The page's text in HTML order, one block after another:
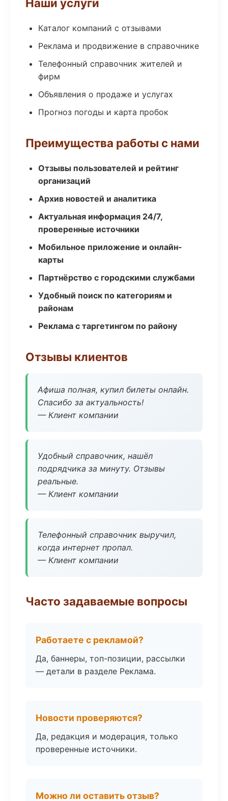
Наши услуги
Каталог компаний с отзывами
Реклама и продвижение в справочнике
Телефонный справочник жителей и
фирм
Объявления о продаже и услугах
Прогноз погоды и карта пробок
Преимущества работы с нами
Отзывы пользователей и рейтинг
организаций
Архив новостей и аналитика
Актуальная информация 24/7,
проверенные источники
Мобильное приложение и онлайн-
карты
Партнёрство с городскими службами
Удобный поиск по категориям и
районам
Реклама с таргетингом по району
Отзывы клиентов
Афиша полная, купил билеты онлайн.
Спасибо за актуальность!
— Клиент компании
Удобный справочник, нашёл
подрядчика за минуту. Отзывы
реальные.
— Клиент компании
Телефонный справочник выручил,
когда интернет пропал.
— Клиент компании
Часто задаваемые вопросы
Работаете с рекламой?
Да, баннеры, топ-позиции, рассылки
— детали в разделе Реклама.
Новости проверяются?
Да, редакция и модерация, только
проверенные источники.
Можно ли оставить отзыв?